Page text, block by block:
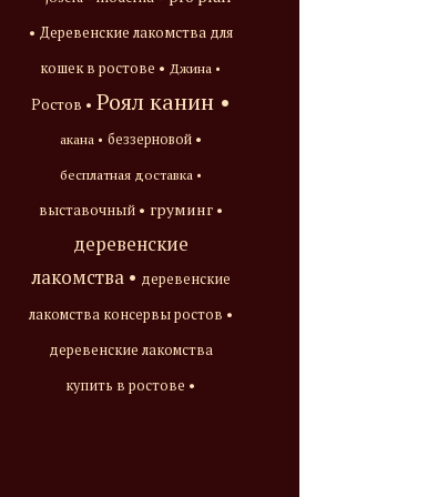
• Деревенские лакомства для
кошек в ростове • Джина •
Ростов • Роял канин •
акана • беззерновой •
бесплатная доставка •
выставочный • груминг •
деревенские
лакомства • деревенские
лакомства консервы ростов •
деревенские лакомства
купить в ростове •